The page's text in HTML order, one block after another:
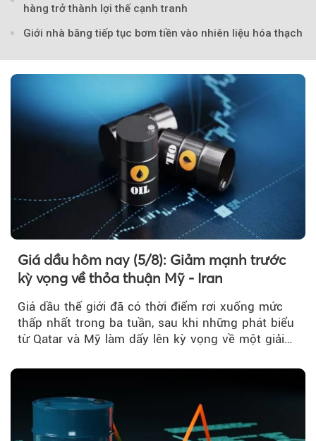
hàng trở thành lợi thế cạnh tranh
Giới nhà băng tiếp tục bơm tiền vào nhiên liệu hóa thạch
Giá dầu hôm nay (5/8): Giảm mạnh trước
kỳ vọng về thỏa thuận Mỹ - Iran
Giá dầu thế giới đã có thời điểm rơi xuống mức
thấp nhất trong ba tuần, sau khi những phát biểu
từ Qatar và Mỹ làm dấy lên kỳ vọng về một giải
Iran.